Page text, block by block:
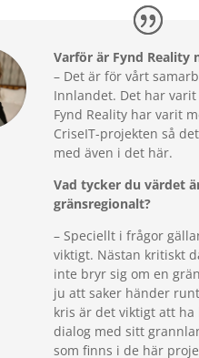
Varför är Fynd Reality
– Det är för vårt
Innlandet. Det har
Fynd Reality har varit
CriseIT-projekten så
med även i det här.
Vad tycker du värdet
gränsregionalt?
– Speciellt i frågor
viktigt. Nästan kritiskt
inte bryr sig om en
ju att saker händer
kris är det viktigt att
dialog med sitt
som finns i de här